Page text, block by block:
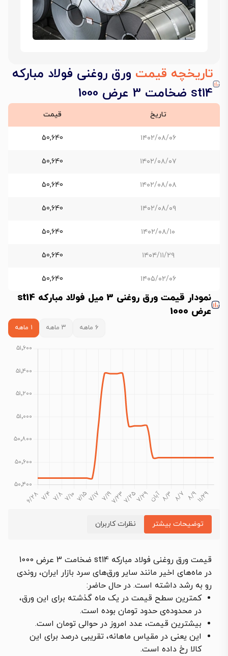
تاریخچه قیمت ورق روغنی فولاد مبارکه
st14 ضخامت 3 عرض 1000
تاریخ قیمت
۱۴۰۲/۰۸/۰۶ 50,640
۱۴۰۲/۰۸/۰۷ 50,640
۱۴۰۲/۰۸/۰۸ 50,640
۱۴۰۲/۰۸/۰۹ 50,640
۱۴۰۲/۰۸/۱۰ 50,640
۱۴۰۴/۱۱/۲۹ 50,640
۱۴۰۵/۰۲/۰۶ 50,640
نمودار قیمت ورق روغنی 3 میل فولاد مبارکه st14
عرض 1000
۶ ماهه ۳ ماهه ۱ ماهه
توضیحات بیشتر نظرات کاربران
قیمت ورق روغنی فولاد مبارکه st14 ضخامت 3 عرض 1000
در ماه‌های اخیر مانند سایر ورق‌های سرد بازار ایران، روندی
رو به رشد داشته است. در حال حاضر:
کمترین سطح قیمت در یک ماه گذشته برای این ورق،
در محدوده‌ی حدود تومان بوده است.
بیشترین قیمت، عدد امروز در حوالی تومان است.
این یعنی در مقیاس ماهانه، تقریبی درصد برای این
کالا رخ داده است.